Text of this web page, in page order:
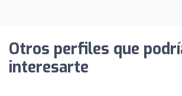
Otros perfiles que
interesarte